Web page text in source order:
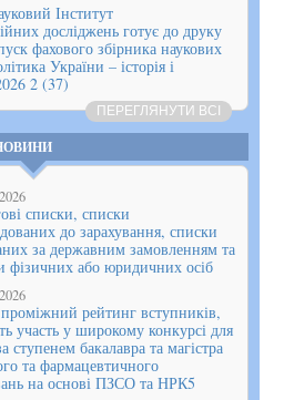
Інститут
досліджень готує до друку
фахового збірника наукових
України – історія і
2 (37)
ПЕРЕГЛЯНУТИ ВСІ
списки, списки
до зарахування, списки
за державним замовленням та
фізичних або юридичних осіб
рейтинг вступників,
участь у широкому конкурсі для
ступенем бакалавра та магістра
та фармацевтичного
на основі ПЗСО та НРК5